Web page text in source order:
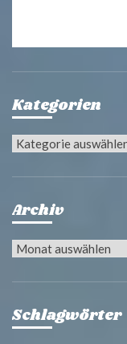
Kategorien
Kategorien
Archiv
Archiv
Schlagwörter